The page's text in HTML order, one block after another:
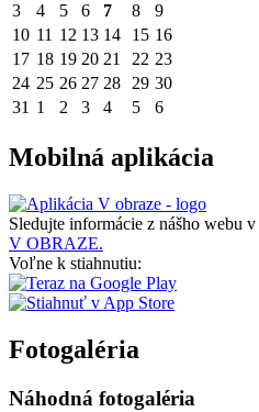
3
4 5 6 7 8
9
10 11 12 13 14 15 16
17 18 19 20 21 22 23
24 25 26 27 28 29 30
31 1 2 3 4 5 6
Mobilná aplikácia
Sledujte informácie z nášho webu v
V OBRAZE.
Voľne k stiahnutiu:
Fotogaléria
Náhodná fotogaléria